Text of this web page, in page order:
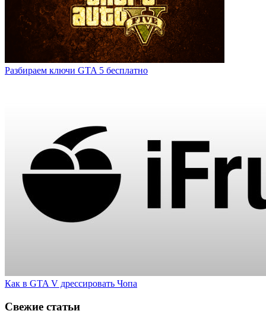
Разбираем ключи GTA 5 бесплатно
Как в GTA V дрессировать Чопа
Свежие статьи